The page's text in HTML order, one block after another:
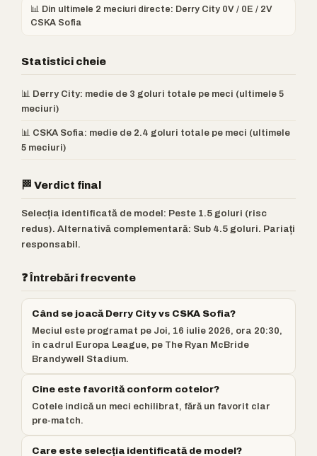
📊 Din ultimele 2 meciuri directe: Derry City 0V / 0E / 2V
CSKA Sofia
Statistici cheie
📊 Derry City: medie de 3 goluri totale pe meci (ultimele 5
meciuri)
📊 CSKA Sofia: medie de 2.4 goluri totale pe meci (ultimele
5 meciuri)
🏁 Verdict final
Selecția identificată de model: Peste 1.5 goluri (risc
redus). Alternativă complementară: Sub 4.5 goluri. Pariați
responsabil.
❓ Întrebări frecvente
Când se joacă Derry City vs CSKA Sofia?
Meciul este programat pe Joi, 16 iulie 2026, ora 20:30,
în cadrul Europa League, pe The Ryan McBride
Brandywell Stadium.
Cine este favorită conform cotelor?
Cotele indică un meci echilibrat, fără un favorit clar
pre-match.
Care este selecția identificată de model?